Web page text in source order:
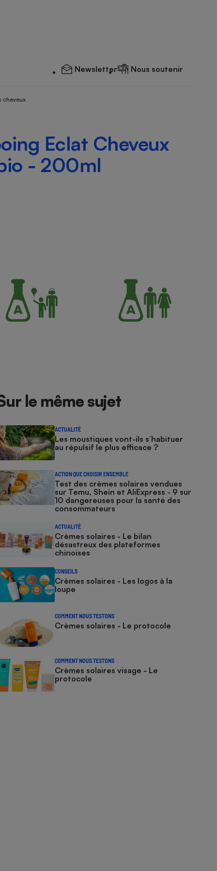
Newsletter Nous soutenir
cheveux
Eclat Cheveux
- 200ml
le même sujet
ACTUALITÉ
Les moustiques vont-ils s’habituer
au répulsif le plus efficace ?
ACTION QUE CHOISIR ENSEMBLE
Test des crèmes solaires vendues
sur Temu, Shein et AliExpress - 9 sur
10 dangereuses pour la santé des
consommateurs
ACTUALITÉ
Crèmes solaires - Le bilan
désastreux des plateformes
chinoises
CONSEILS
Crèmes solaires - Les logos à la
loupe
COMMENT NOUS TESTONS
Crèmes solaires - Le protocole
COMMENT NOUS TESTONS
Crèmes solaires visage - Le
protocole